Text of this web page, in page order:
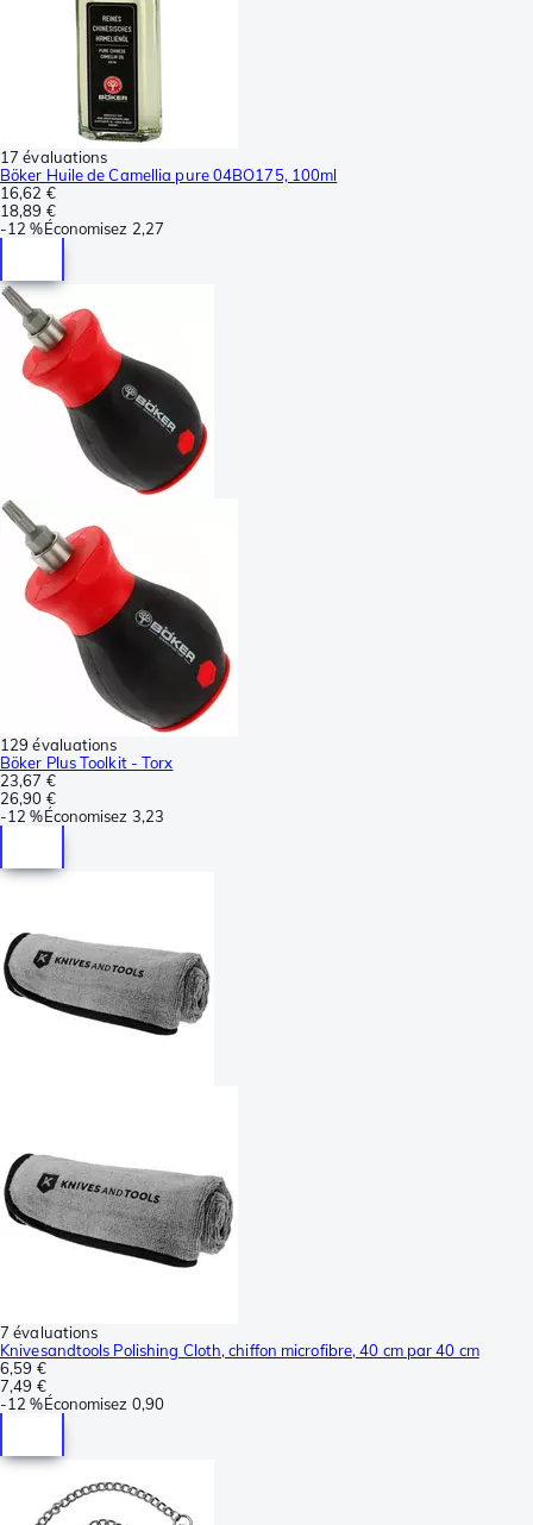
17 évaluations
Böker Huile de Camellia pure 04BO175, 100ml
16,62 €
18,89 €
-12 %Économisez 2,27
129 évaluations
Böker Plus Toolkit - Torx
23,67 €
26,90 €
-12 %Économisez 3,23
7 évaluations
Knivesandtools Polishing Cloth, chiffon microfibre, 40 cm par 40 cm
6,59 €
7,49 €
-12 %Économisez 0,90